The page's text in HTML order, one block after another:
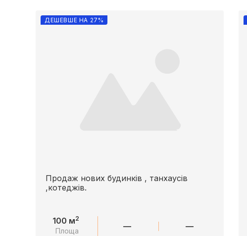
ДЕШЕВШЕ НА 27%
Продаж нових будинків , танхаусів
,котеджів.
100 м2
Площа — —